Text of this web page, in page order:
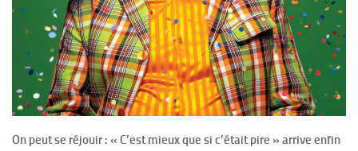
On peut se réjouir : « C’est mieux que si c’était pire » arrive enfin